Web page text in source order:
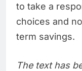
to take a
choices and
term savings.
The text has